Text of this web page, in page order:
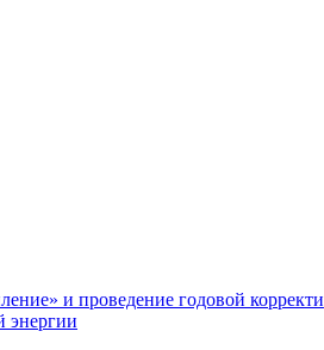
и проведение годовой корректи
энергии